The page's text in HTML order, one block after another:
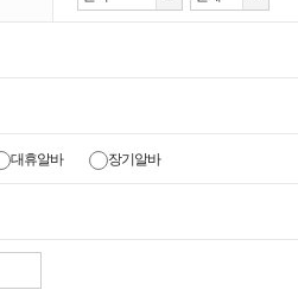
대휴알바 장기알바